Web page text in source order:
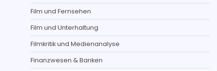
Film und Fernsehen
Film und Unterhaltung
Filmkritik und Medienanalyse
Finanzwesen & Banken